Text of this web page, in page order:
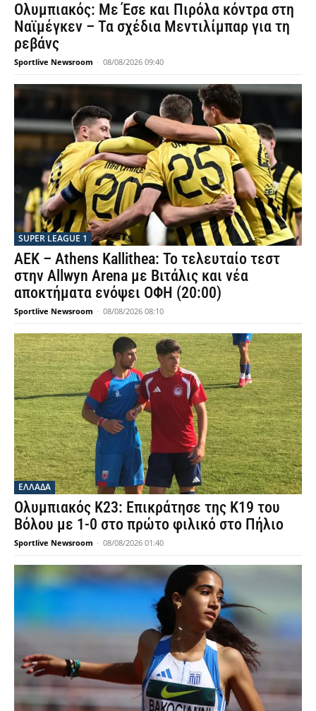
Ολυμπιακός: Με Έσε και Πιρόλα κόντρα στη
Ναϊμέγκεν – Τα σχέδια Μεντιλίμπαρ για τη
ρεβάνς
Sportlive Newsroom - 08/08/2026 09:40
SUPER LEAGUE 1
ΑΕΚ – Athens Kallithea: Το τελευταίο τεστ
στην Allwyn Arena με Βιτάλις και νέα
αποκτήματα ενόψει ΟΦΗ (20:00)
Sportlive Newsroom - 08/08/2026 08:10
ΕΛΛΑΔΑ
Ολυμπιακός Κ23: Επικράτησε της Κ19 του
Βόλου με 1-0 στο πρώτο φιλικό στο Πήλιο
Sportlive Newsroom - 08/08/2026 01:40